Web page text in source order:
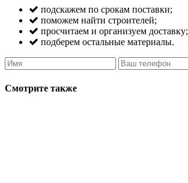
подскажем по срокам поставки;
поможем найти строителей;
просчитаем и организуем доставку;
подберем остальные материалы.
Смотрите также